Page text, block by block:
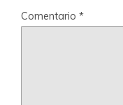
Comentario *